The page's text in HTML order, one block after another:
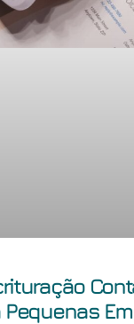
Pequenas